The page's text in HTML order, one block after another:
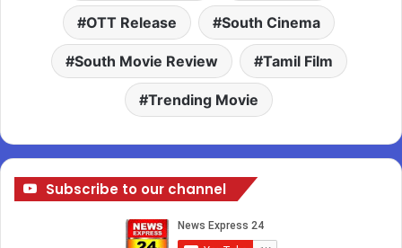
OTT Release South Cinema
South Movie Review Tamil Film
Trending Movie
Subscribe to our channel